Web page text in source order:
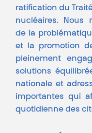
ratification du
nucléaires. Nous
de la
et la promotion
pleinement
solutions
nationale et
importantes qui
quotidienne des